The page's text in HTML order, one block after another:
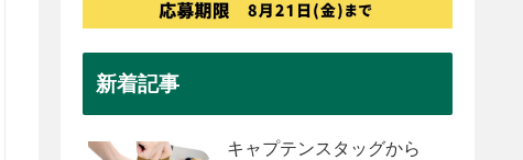
新着記事
キャプテンスタッグから